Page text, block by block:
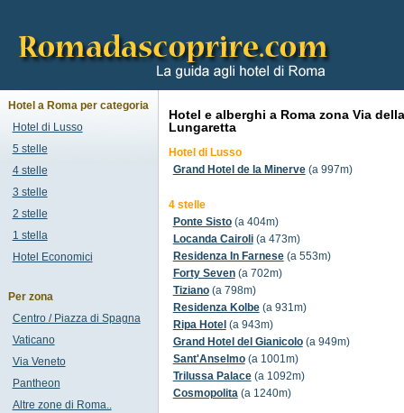
Hotel e alberghi a Roma zona Via della
Lungaretta
Hotel di Lusso
Grand Hotel de la Minerve(a 997m)
4 stelle
Ponte Sisto(a 404m)
Locanda Cairoli(a 473m)
Residenza In Farnese(a 553m)
Forty Seven(a 702m)
Tiziano(a 798m)
Residenza Kolbe(a 931m)
Ripa Hotel (a 943m)
Grand Hotel del Gianicolo(a 949m)
Sant'Anselmo(a 1001m)
Trilussa Palace(a 1092m)
Cosmopolita(a 1240m)
Hotel a Roma per categoria
Hotel di Lusso
5 stelle
4 stelle
3 stelle
2 stelle
1 stella
Hotel Economici
Per zona
Centro / Piazza di Spagna
Vaticano
Via Veneto
Pantheon
Altre zone di Roma..